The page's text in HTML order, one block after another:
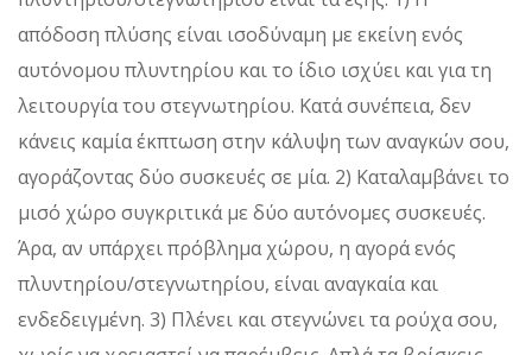
απόδοση πλύσης είναι ισοδύναμη με εκείνη ενός
αυτόνομου πλυντηρίου και το ίδιο ισχύει και για τη
λειτουργία του στεγνωτηρίου. Κατά συνέπεια, δεν
κάνεις καμία έκπτωση στην κάλυψη των αναγκών σου,
αγοράζοντας δύο συσκευές σε μία. 2) Καταλαμβάνει το
μισό χώρο συγκριτικά με δύο αυτόνομες συσκευές.
Άρα, αν υπάρχει πρόβλημα χώρου, η αγορά ενός
πλυντηρίου/στεγνωτηρίου, είναι αναγκαία και
ενδεδειγμένη. 3) Πλένει και στεγνώνει τα ρούχα σου,